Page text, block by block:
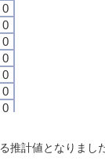
0
0
0
0
0
0
0
0
0
0
0
0
0
0
0
0
0
0
0
0
0
0
0
0
0
0
0
0
0
0
0
0
0
0
0
0
計値となりまし